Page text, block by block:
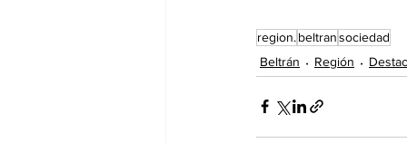
region. beltransociedad
Beltrán
Región